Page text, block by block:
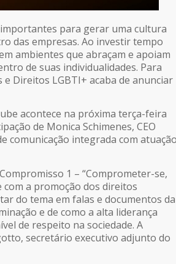
para gerar uma cultura
das empresas. Ao investir tempo
ambientes que abraçam e apoiam
de suas individualidades. Para
Direitos LGBTI+ acaba de anunciar
acontece na próxima terça-feira
de Monica Schimenes, CEO
comunicação integrada com
1 – “Comprometer-se,
com a promoção dos direitos
do tema em falas e documentos da
e de como a alta liderança
de respeito na sociedade. A
secretário executivo adjunto do